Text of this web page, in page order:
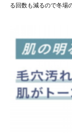
る回数も減るので冬場